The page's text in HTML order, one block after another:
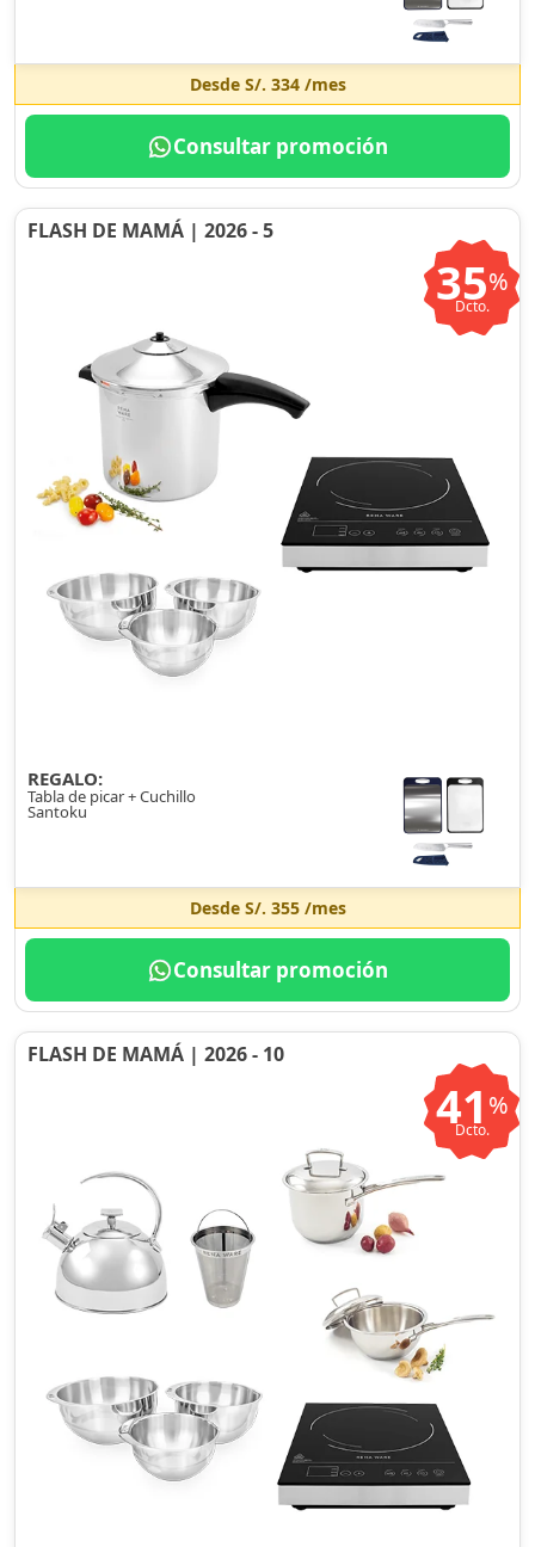
Desde S/. 334/mes
Consultar promoción
FLASH DE MAMÁ | 2026 - 5
35%
Dcto.
REGALO:
Tabla de picar + Cuchillo
Santoku
Desde S/. 355/mes
Consultar promoción
FLASH DE MAMÁ | 2026 - 10
41 %
Dcto.